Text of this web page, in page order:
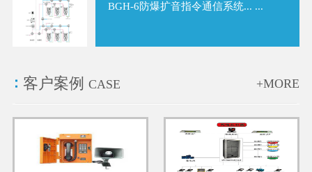
BGH-6防爆扩音指令通信系统... ...
客户案例 CASE +MORE